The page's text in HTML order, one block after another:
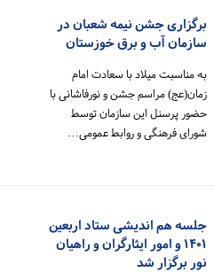
برگزاری جشن نیمه شعبان در
سازمان آب و برق خوزستان
به مناسبت میلاد با سعادت امام
زمان(عج) مراسم جشن و نورفاشانی با
حضور پرسنل این سازمان توسط
شورای فرهنگی و روابط عمومی…
جلسه هم اندیشی ستاد اربعین
۱۴۰۱ و امور ایثارگران و راهیان
نور برگزار شد